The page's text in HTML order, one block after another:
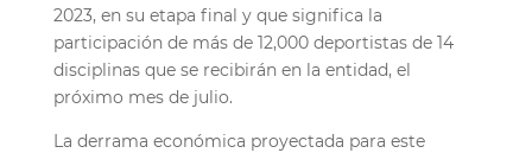
2023, en su etapa final y que significa la
participación de más de 12,000 deportistas de 14
disciplinas que se recibirán en la entidad, el
próximo mes de julio.
La derrama económica proyectada para este